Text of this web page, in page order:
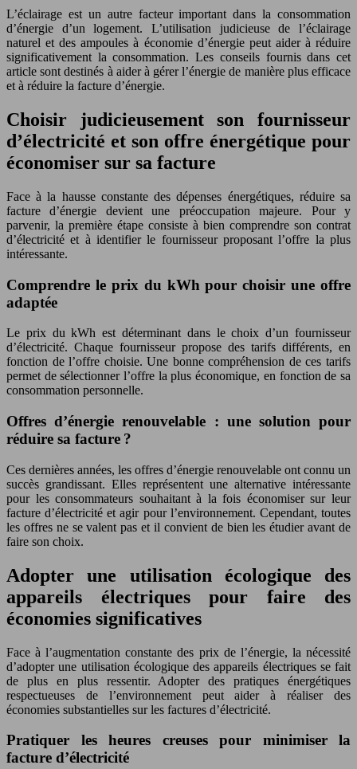
L’éclairage est un autre facteur important dans la consommation
d’énergie d’un logement. L’utilisation judicieuse de l’éclairage
naturel et des ampoules à économie d’énergie peut aider à réduire
significativement la consommation. Les conseils fournis dans cet
article sont destinés à aider à gérer l’énergie de manière plus efficace
et à réduire la facture d’énergie.
Choisir judicieusement son fournisseur
d’électricité et son offre énergétique pour
économiser sur sa facture
Face à la hausse constante des dépenses énergétiques, réduire sa
facture d’énergie devient une préoccupation majeure. Pour y
parvenir, la première étape consiste à bien comprendre son contrat
d’électricité et à identifier le fournisseur proposant l’offre la plus
intéressante.
Comprendre le prix du kWh pour choisir une offre
adaptée
Le prix du kWh est déterminant dans le choix d’un fournisseur
d’électricité. Chaque fournisseur propose des tarifs différents, en
fonction de l’offre choisie. Une bonne compréhension de ces tarifs
permet de sélectionner l’offre la plus économique, en fonction de sa
consommation personnelle.
Offres d’énergie renouvelable : une solution pour
réduire sa facture ?
Ces dernières années, les offres d’énergie renouvelable ont connu un
succès grandissant. Elles représentent une alternative intéressante
pour les consommateurs souhaitant à la fois économiser sur leur
facture d’électricité et agir pour l’environnement. Cependant, toutes
les offres ne se valent pas et il convient de bien les étudier avant de
faire son choix.
Adopter une utilisation écologique des
appareils électriques pour faire des
économies significatives
Face à l’augmentation constante des prix de l’énergie, la nécessité
d’adopter une utilisation écologique des appareils électriques se fait
de plus en plus ressentir. Adopter des pratiques énergétiques
respectueuses de l’environnement peut aider à réaliser des
économies substantielles sur les factures d’électricité.
Pratiquer les heures creuses pour minimiser la
facture d’électricité